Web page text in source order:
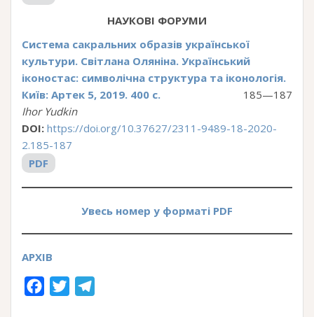
НАУКОВІ ФОРУМИ
Система сакральних образів української
культури. Світлана Оляніна. Український
іконостас: символічна структура та іконологія.
Київ: Артек 5, 2019. 400 с.
185—187
Ihor Yudkin
DOI: https://doi.org/10.37627/2311-9489-18-2020-
2.185-187
PDF
Увесь номер у форматі PDF
АРХІВ